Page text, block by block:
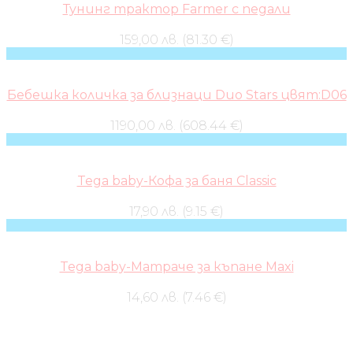
Тунинг трактор Farmer с педали
159,00 лв. (81.30 €)
Бебешка количка за близнаци Duo Stars цвят:D06
1190,00 лв. (608.44 €)
Tega baby-Кофа за баня Classic
17,90 лв. (9.15 €)
Tega baby-Матраче за къпане Maxi
14,60 лв. (7.46 €)